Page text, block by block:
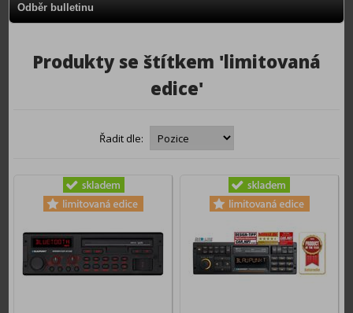
Odběr bulletinu
Produkty se štítkem 'limitovaná
edice'
Řadit dle: